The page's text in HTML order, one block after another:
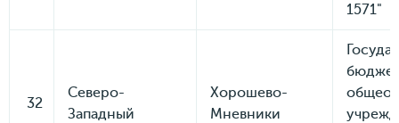
1571"
32
Северо-
Западный
Хорошево-
Мневники